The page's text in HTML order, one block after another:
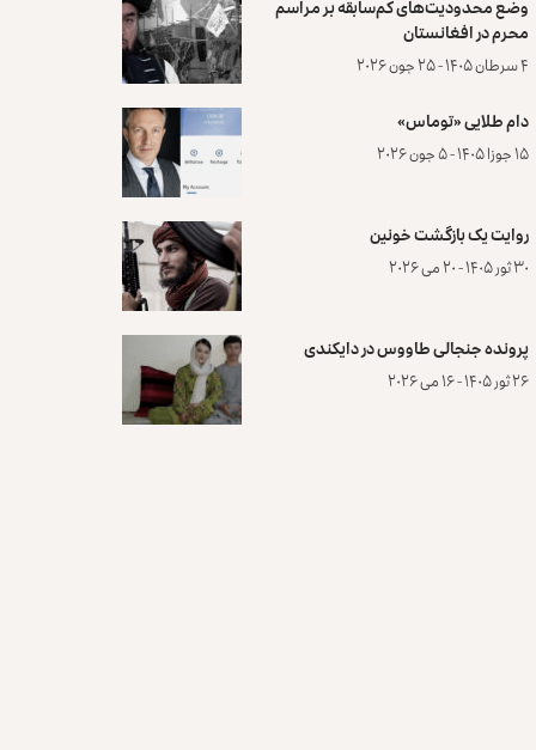
وضع محدودیت‌های کم‌سابقه بر مراسم
محرم در افغانستان
۴ سرطان ۱۴۰۵ - ۲۵ جون ۲۰۲۶
دام طلایی «توماس»
۱۵ جوزا ۱۴۰۵ - ۵ جون ۲۰۲۶
روایت یک بازگشت خونین
۳۰ ثور ۱۴۰۵ - ۲۰ می ۲۰۲۶
پرونده‌ جنجالی طاووس در دایکندی
۲۶ ثور ۱۴۰۵ - ۱۶ می ۲۰۲۶